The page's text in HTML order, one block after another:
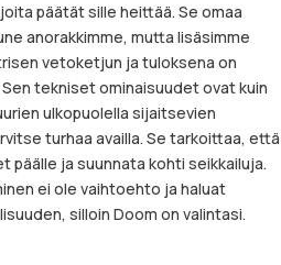
päätät sille heittää. Se omaa
anorakkimme, mutta lisäsimme
vetoketjun ja tuloksena on
tekniset ominaisuudet ovat kuin
ulkopuolella sijaitsevien
turhaa availla. Se tarkoittaa, että
ja suunnata kohti seikkailuja.
ei ole vaihtoehto ja haluat
silloin Doom on valintasi.